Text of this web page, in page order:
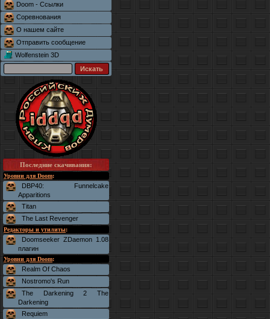
Doom - Ссылки
Соревнования
О нашем сайте
Отправить сообщение
Wolfenstein 3D
Последние скачивания:
Уровни для Doom:
DBP40: Funnelcake
Apparitions
Titan
The Last Revenger
Редакторы и утилиты:
Doomseeker ZDaemon 1.08
плагин
Уровни для Doom:
Realm Of Chaos
Nostromo's Run
The Darkening 2 The
Darkening
Requiem